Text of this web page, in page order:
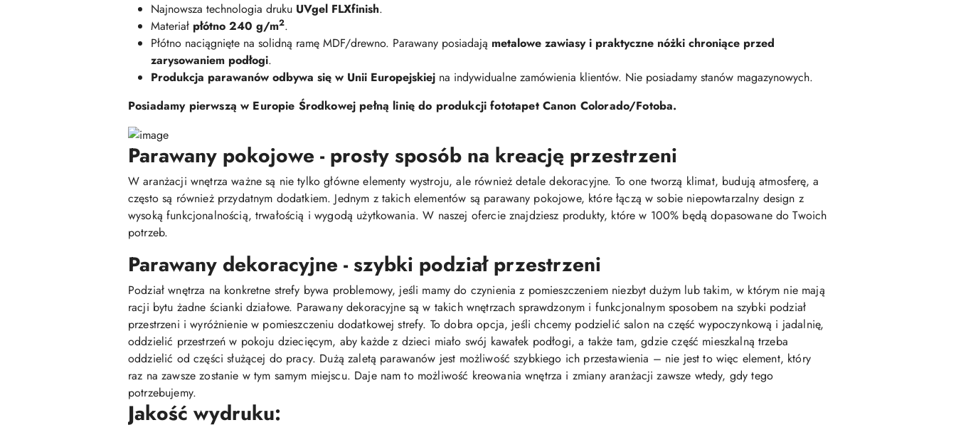
Najnowsza technologia druku UVgel FLXfinish.
Materiał płótno 240 g/m2.
Płótno naciągnięte na solidną ramę MDF/drewno. Parawany posiadają metalowe zawiasy i praktyczne nóżki chroniące przed
zarysowaniem podłogi.
Produkcja parawanów odbywa się w Unii Europejskiej na indywidualne zamówienia klientów. Nie posiadamy stanów magazynowych.
Posiadamy pierwszą w Europie Środkowej pełną linię do produkcji fototapet Canon Colorado/Fotoba.
Parawany pokojowe - prosty sposób na kreację przestrzeni
W aranżacji wnętrza ważne są nie tylko główne elementy wystroju, ale również detale dekoracyjne. To one tworzą klimat, budują atmosferę, a
często są również przydatnym dodatkiem. Jednym z takich elementów są parawany pokojowe, które łączą w sobie niepowtarzalny design z
wysoką funkcjonalnością, trwałością i wygodą użytkowania. W naszej ofercie znajdziesz produkty, które w 100% będą dopasowane do Twoich
potrzeb.
Parawany dekoracyjne - szybki podział przestrzeni
Podział wnętrza na konkretne strefy bywa problemowy, jeśli mamy do czynienia z pomieszczeniem niezbyt dużym lub takim, w którym nie mają
racji bytu żadne ścianki działowe. Parawany dekoracyjne są w takich wnętrzach sprawdzonym i funkcjonalnym sposobem na szybki podział
przestrzeni i wyróżnienie w pomieszczeniu dodatkowej strefy. To dobra opcja, jeśli chcemy podzielić salon na część wypoczynkową i jadalnię,
oddzielić przestrzeń w pokoju dziecięcym, aby każde z dzieci miało swój kawałek podłogi, a także tam, gdzie część mieszkalną trzeba
oddzielić od części służącej do pracy. Dużą zaletą parawanów jest możliwość szybkiego ich przestawienia – nie jest to więc element, który
raz na zawsze zostanie w tym samym miejscu. Daje nam to możliwość kreowania wnętrza i zmiany aranżacji zawsze wtedy, gdy tego
potrzebujemy.
Jakość wydruku: